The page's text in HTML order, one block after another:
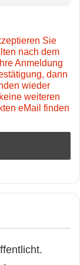
Sie
nach dem
Anmeldung
dann
wieder
weiteren
eMail finden